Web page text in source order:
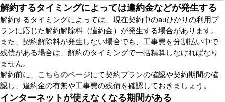
解約するタイミングによっては違約金などが発生する
解約するタイミングによっては、現在契約中のauひかりの利用プ
ランに応じた解約解除料（違約金）が発生する場合があります。
また、契約解除料が発生しない場合でも、工事費を分割払い中で
残債がある場合は、解約のタイミングで一括精算しなければなり
ません。
解約前に、 こちらのページにて契約プランの確認や契約期間の確
認し、違約金の有無や工事費の残債を確認しておきましょう。
インターネットが使えなくなる期間がある